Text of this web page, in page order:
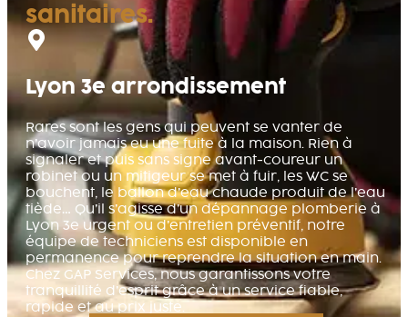
sanitaires.
Lyon 3e arrondissement
Rares sont les gens qui peuvent se vanter de
n’avoir jamais eu une fuite à la maison. Rien à
signaler et puis sans signe avant-coureur un
robinet ou un mitigeur se met à fuir, les WC se
bouchent, le ballon d’eau chaude produit de l’eau
tiède… Qu’il s’agisse d’un dépannage plomberie à
Lyon 3e urgent ou d’entretien préventif, notre
équipe de techniciens est disponible en
permanence pour reprendre la situation en main.
Chez GAP Services, nous garantissons votre
tranquillité d’esprit grâce à un service fiable,
rapide et au prix juste.